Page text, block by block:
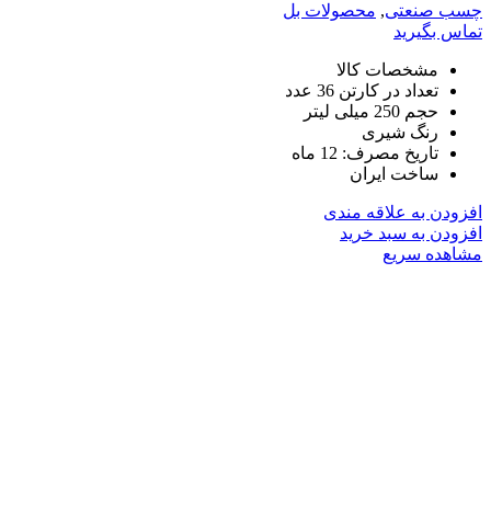
چسب صنعتی, محصولات بل
تماس بگیرید
مشخصات کالا
تعداد در کارتن 36 عدد
حجم 250 میلی لیتر
رنگ شیری
تاریخ مصرف: 12 ماه
ساخت ایران
افزودن به علاقه مندی
افزودن به سبد خرید
مشاهده سریع